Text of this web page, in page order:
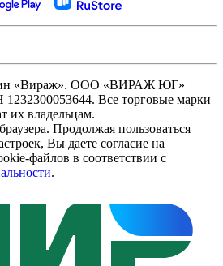
«Вираж». ООО «ВИРАЖ ЮГ»
Все торговые марки
их владельцам.
Продолжая пользоваться
Вы даете согласие на
файлов в соответствии с
.